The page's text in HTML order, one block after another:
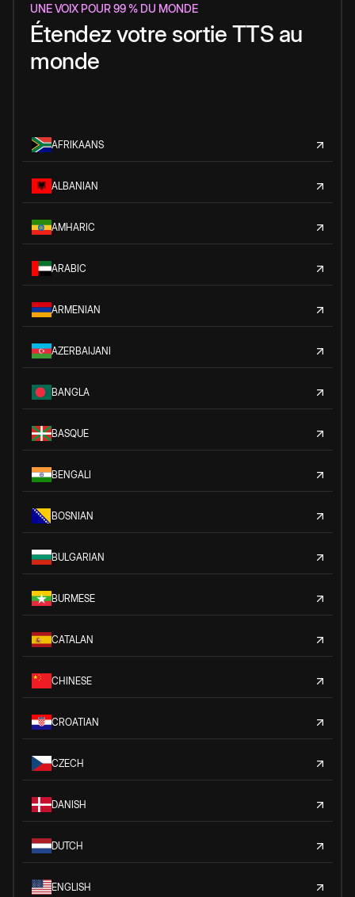
UNE VOIX POUR 99 % DU MONDE
Étendez votre sortie TTS au
monde
AFRIKAANS
ALBANIAN
AMHARIC
ARABIC
ARMENIAN
AZERBAIJANI
BANGLA
BASQUE
BENGALI
BOSNIAN
BULGARIAN
BURMESE
CATALAN
CHINESE
CROATIAN
CZECH
DANISH
DUTCH
ENGLISH